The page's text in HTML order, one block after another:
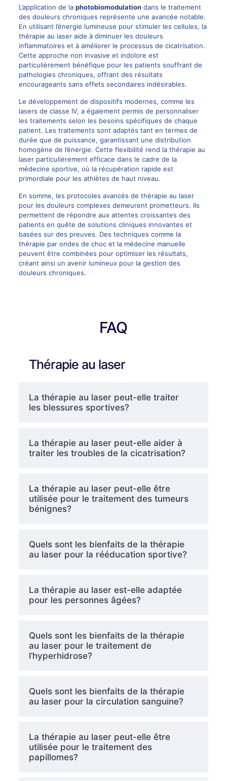
L’application de la photobiomodulationdans le traitement
des douleurs chroniques représente une avancée notable.
En utilisant l’énergie lumineuse pour stimuler les cellules, la
thérapie au laser aide à diminuer les douleurs
inflammatoires et à améliorer le processus de cicatrisation.
Cette approche non invasive et indolore est
particulièrement bénéfique pour les patients souffrant de
pathologies chroniques, offrant des résultats
encourageants sans effets secondaires indésirables.
Le développement de dispositifs modernes, comme les
lasers de classe IV, a également permis de personnaliser
les traitements selon les besoins spécifiques de chaque
patient. Les traitements sont adaptés tant en termes de
durée que de puissance, garantissant une distribution
homogène de l’énergie. Cette flexibilité rend la thérapie au
laser particulièrement efficace dans le cadre de la
médecine sportive, où la récupération rapide est
primordiale pour les athlètes de haut niveau.
En somme, les protocoles avancés de thérapie au laser
pour les douleurs complexes demeurent prometteurs. Ils
permettent de répondre aux attentes croissantes des
patients en quête de solutions cliniques innovantes et
basées sur des preuves. Des techniques comme la
thérapie par ondes de choc et la médecine manuelle
peuvent être combinées pour optimiser les résultats,
créant ainsi un avenir lumineux pour la gestion des
douleurs chroniques.
FAQ
Thérapie au laser
La thérapie au laser peut-elle traiter
les blessures sportives?
La thérapie au laser peut-elle aider à
traiter les troubles de la cicatrisation?
La thérapie au laser peut-elle être
utilisée pour le traitement des tumeurs
bénignes?
Quels sont les bienfaits de la thérapie
au laser pour la rééducation sportive?
La thérapie au laser est-elle adaptée
pour les personnes âgées?
Quels sont les bienfaits de la thérapie
au laser pour le traitement de
l’hyperhidrose?
Quels sont les bienfaits de la thérapie
au laser pour la circulation sanguine?
La thérapie au laser peut-elle être
utilisée pour le traitement des
papillomes?